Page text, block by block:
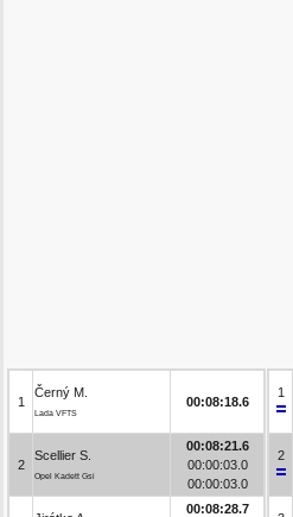
1
Černý M.
Lada VFTS
00:08:18.6
2
Scellier S.
Opel Kadett Gsi
00:08:21.6
00:00:03.0
00:00:03.0
00:08:28.7
1
2